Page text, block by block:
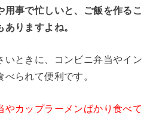
事で忙しいと、ご飯を作るこ
りますよね。
いときに、コンビニ弁当やイン
られて便利です。
やカップラーメンばかり食べて